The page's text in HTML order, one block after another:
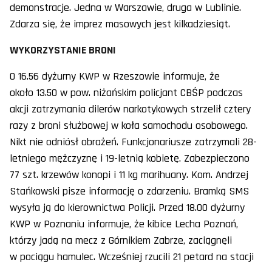
demonstracje. Jedna w Warszawie, druga w Lublinie.
Zdarza się, że imprez masowych jest kilkadziesiąt.
WYKORZYSTANIE BRONI
O 16.56 dyżurny KWP w Rzeszowie informuje, że
około 13.50 w pow. niżańskim policjant CBŚP podczas
akcji zatrzymania dilerów narkotykowych strzelił cztery
razy z broni służbowej w koła samochodu osobowego.
Nikt nie odniósł obrażeń. Funkcjonariusze zatrzymali 28-
letniego mężczyznę i 19-letnią kobietę. Zabezpieczono
77 szt. krzewów konopi i 11 kg marihuany. Kom. Andrzej
Stańkowski pisze informację o zdarzeniu. Bramką SMS
wysyła ją do kierownictwa Policji. Przed 18.00 dyżurny
KWP w Poznaniu informuje, że kibice Lecha Poznań,
którzy jadą na mecz z Górnikiem Zabrze, zaciągnęli
w pociągu hamulec. Wcześniej rzucili 21 petard na stacji